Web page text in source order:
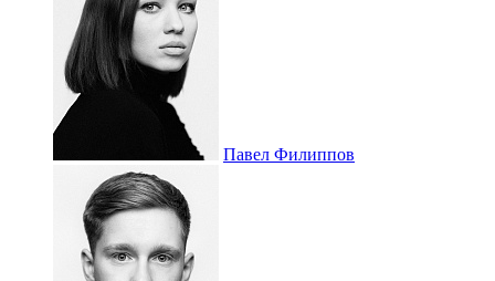
Павел Филиппов